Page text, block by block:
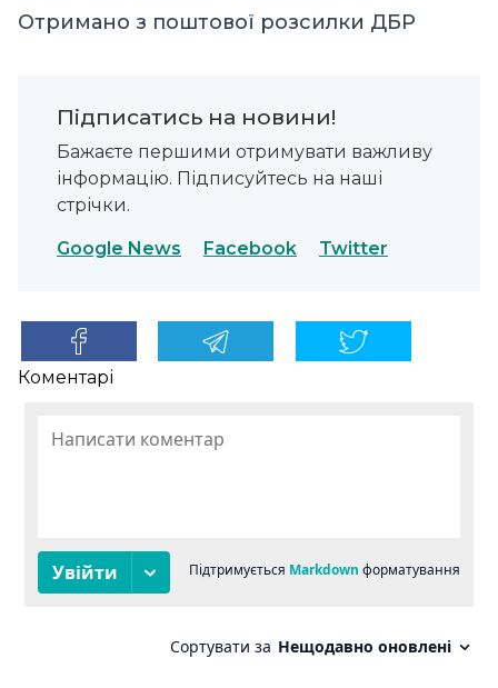
Отримано з поштової розсилки ДБР
Підписатись на новини!
Бажаєте першими отримувати важливу
інформацію. Підписуйтесь на наші
стрічки.
Google News Facebook Twitter
Коментарі